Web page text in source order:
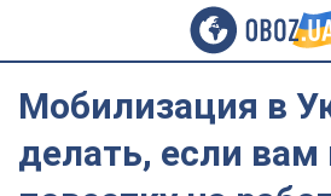
Мобилизация в
делать, если вам